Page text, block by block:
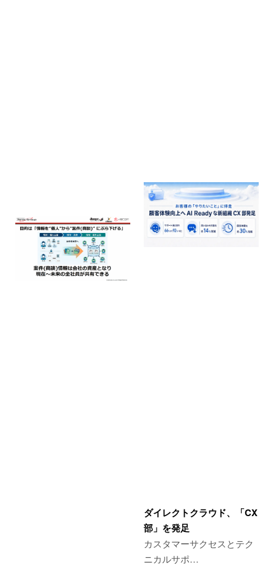
ダイレクトクラウド、「CX
部」を発足
カスタマーサクセスとテク
ニカルサポ…